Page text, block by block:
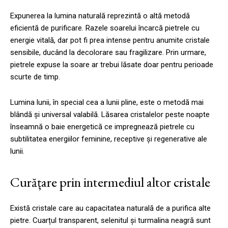
Expunerea la lumina naturală reprezintă o altă metodă
eficientă de purificare. Razele soarelui încarcă pietrele cu
energie vitală, dar pot fi prea intense pentru anumite cristale
sensibile, ducând la decolorare sau fragilizare. Prin urmare,
pietrele expuse la soare ar trebui lăsate doar pentru perioade
scurte de timp.
Lumina lunii, în special cea a lunii pline, este o metodă mai
blândă și universal valabilă. Lăsarea cristalelor peste noapte
înseamnă o baie energetică ce impregnează pietrele cu
subtilitatea energiilor feminine, receptive și regenerative ale
lunii.
Curățare prin intermediul altor cristale
Există cristale care au capacitatea naturală de a purifica alte
pietre. Cuarțul transparent, selenitul și turmalina neagră sunt